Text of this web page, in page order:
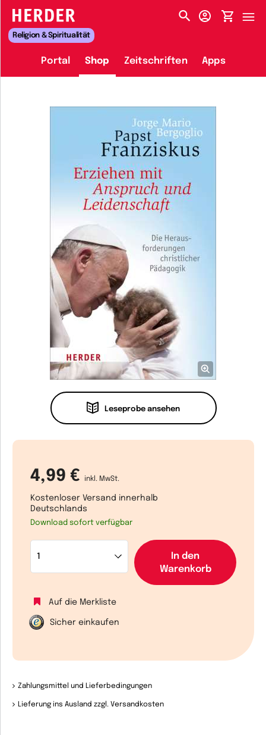
HERDER-MENÜ
Religion & Spiritualität
Portal Shop Zeitschriften Apps
Leseprobe ansehen
4,99 € inkl. MwSt.
Kostenloser Versand innerhalb
Deutschlands
Download sofort verfügbar
In den
Warenkorb
Auf die Merkliste
Sicher einkaufen
Zahlungsmittel und Lieferbedingungen
Lieferung ins Ausland zzgl. Versandkosten